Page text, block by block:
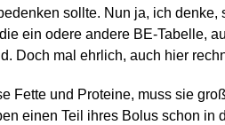
sollte. Nun ja, ich
ein odere andere BE-Tabelle,
Doch mal ehrlich, auch hier
Fette und Proteine, muss sie
einen Teil ihres Bolus schon in